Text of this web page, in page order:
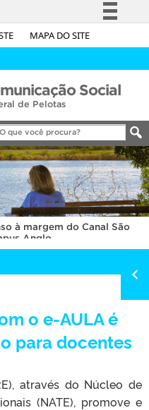
MAPA DO SITE
Simplifique!
Acesso à informação
Legislação
Canais
Social
de Pelotas
à margem do Canal São
Anglo
o e-AULA é
para docentes
através do Núcleo de
(NATE), promove e